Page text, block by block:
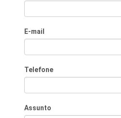
E-mail
Telefone
Assunto